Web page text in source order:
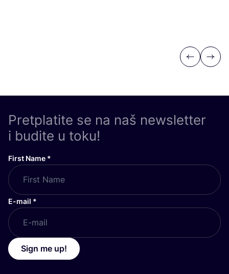
Previous
Next
Pretplatite se na naš newsletter
i budite u toku!
First Name *
E-mail *
Sign me up!